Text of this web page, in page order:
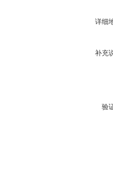
详细
补充
验